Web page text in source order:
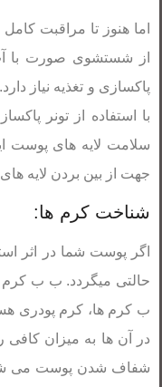
اما هنوز تا مراقبت
از شستشوی صورت با
پاکسازی و تغذیه نیاز
با استفاده از تونر
سلامت لایه های پوست
جهت از بین بردن لایه
شناخت کرم ها:
اگر پوست شما در اثر
حالتی میگردد. ب ب کرم
ب کرم ها، کرم پودری
در آن ها به میزان
شفاف شدن پوست می